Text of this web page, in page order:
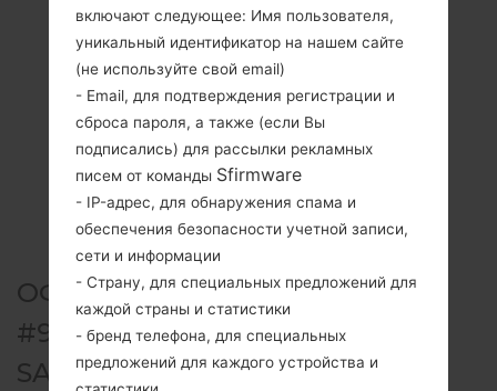
ОФИЦИАЛЬНАЯ ПРОШИВКА
#90241 ДЛЯ SM-A510F -
SAMSUNGGALAXY A5 2016
включают следующее: Имя пользователя,
уникальный идентификатор на нашем сайте
(не используйте свой email)
- Email, для подтверждения регистрации и
сброса пароля, а также (если Вы
подписались) для рассылки рекламных
писем от команды Sfirmware
- IP-адрес, для обнаружения спама и
обеспечения безопасности учетной записи,
сети и информации
- Страну, для специальных предложений для
каждой страны и статистики
- бренд телефона, для специальных
предложений для каждого устройства и